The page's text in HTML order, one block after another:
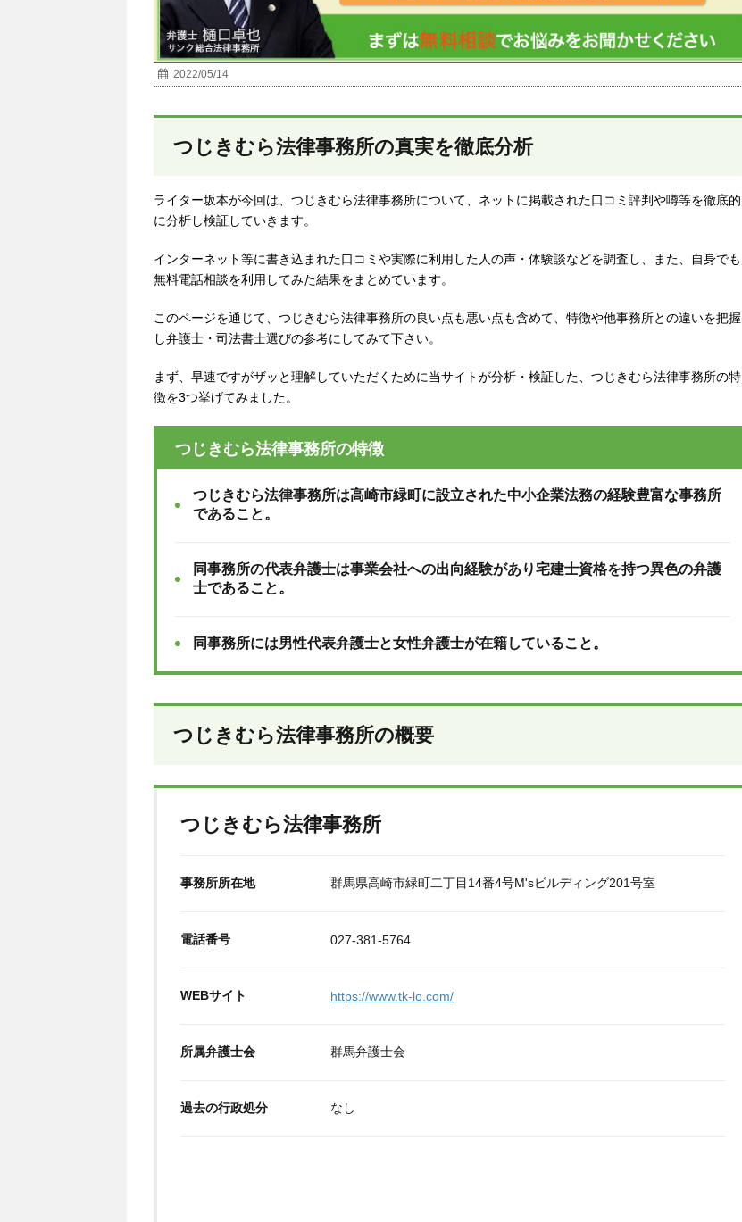
2022/05/14
つじきむら法律事務所の真実を徹底分析
ライター坂本が今回は、つじきむら法律事務所について、ネットに掲載された口コミ評判や噂等を徹底的
に分析し検証していきます。
インターネット等に書き込まれた口コミや実際に利用した人の声・体験談などを調査し、
また、自身でも
無料電話相談を利用してみた結果をまとめています。
このページを通じて、つじきむら法律事務所の良い点も悪い点も含めて、特徴や他事務所との違いを把握
し弁護士・司法書士選びの参考にしてみて下さい。
まず、早速ですがザッと理解していただくために当サイトが分析・検証した、つじきむら法律事務所の特
徴を3つ挙げてみました。
つじきむら法律事務所の特徴
つじきむら法律事務所は高崎市緑町に設立された中小企業法務の経験豊富な事務所
であること。
同事務所の代表弁護士は事業会社への出向経験があり宅建士資格を持つ異色の弁護
士であること。
同事務所には男性代表弁護士と女性弁護士が在籍していること。
つじきむら法律事務所の概要
つじきむら法律事務所
事務所所在地 群馬県高崎市緑町二丁目14番4号M'sビルディング201号室
電話番号 027-381-5764
WEBサイト https://www.tk-lo.com/
所属弁護士会 群馬弁護士会
過去の行政処分 なし